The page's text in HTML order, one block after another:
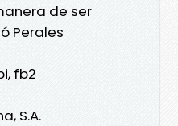
de ser
Perales
fb2
S.A.